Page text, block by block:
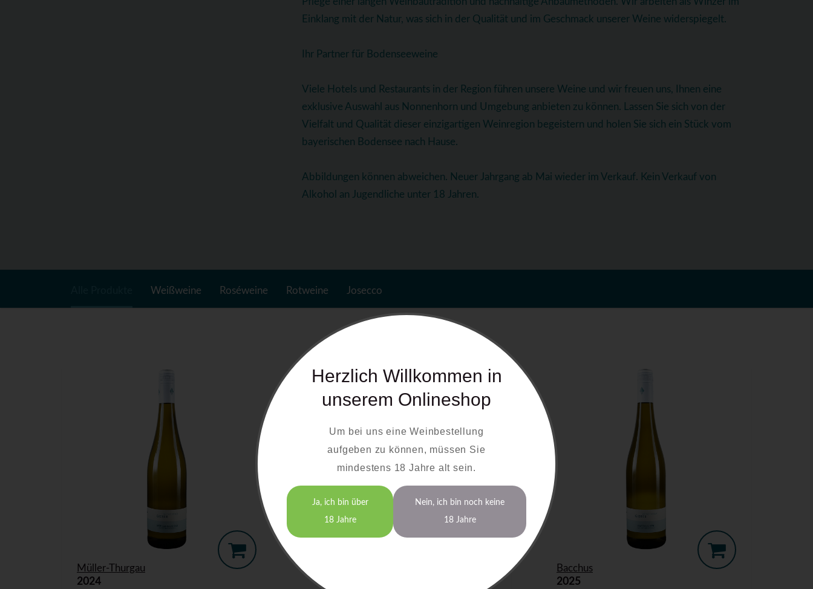
Einklang mit der Natur, was sich in der Qualität und im Geschmack unserer Weine widerspiegelt.
Ihr Partner für Bodenseeweine
Viele Hotels und Restaurants in der Region führen unsere Weine und wir freuen uns, Ihnen eine
exklusive Auswahl aus Nonnenhorn und Umgebung anbieten zu können. Lassen Sie sich von der
Vielfalt und Qualität dieser einzigartigen Weinregion begeistern und holen Sie sich ein Stück vom
bayerischen Bodensee nach Hause.
Abbildungen können abweichen. Neuer Jahrgang ab Mai wieder im Verkauf. Kein Verkauf von
Alkohol an Jugendliche unter 18 Jahren.
Weißweine Roséweine Rotweine Josecco
Müller-Thurgau
2024
2025
Bacchus
2025
Herzlich Willkommen in
unserem Onlineshop
Um bei uns eine Weinbestellung
aufgeben zu können, müssen Sie
mindestens 18 Jahre alt sein.
Ja, ich bin über
18 Jahre
Nein, ich bin noch keine
18 Jahre